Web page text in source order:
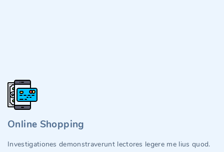
Online Shopping
Investigationes demonstraverunt lectores legere me lius quod.